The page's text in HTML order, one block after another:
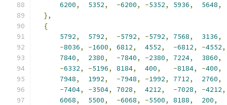
6200, 5352, -6200, -5352, 5936, 5648,
},
{
5792, 5792, -5792, -5792, 7568, 3136,
-8036, -1600, 6812, 4552, -6812, -4552,
7840, 2380, -7840, -2380, 7224, 3860,
-6332, -5196, 8184, 400, -8184, -400,
7948, 1992, -7948, -1992, 7712, 2760,
-7404, -3504, 7028, 4212, -7028, -4212,
6068, 5500, -6068, -5500, 8188, 200,